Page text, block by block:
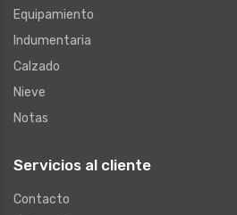
Equipamiento
Indumentaria
Calzado
Nieve
Notas
Servicios al cliente
Contacto